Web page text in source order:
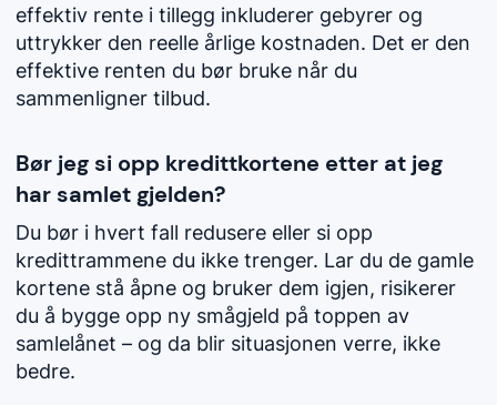
effektiv rente i tillegg inkluderer gebyrer og
uttrykker den reelle årlige kostnaden. Det er den
effektive renten du bør bruke når du
sammenligner tilbud.
Bør jeg si opp kredittkortene etter at jeg
har samlet gjelden?
Du bør i hvert fall redusere eller si opp
kredittrammene du ikke trenger. Lar du de gamle
kortene stå åpne og bruker dem igjen, risikerer
du å bygge opp ny smågjeld på toppen av
samlelånet – og da blir situasjonen verre, ikke
bedre.